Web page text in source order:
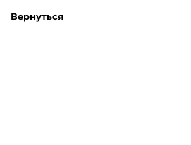
Вернуться